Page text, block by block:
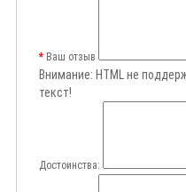
Ваш отзыв
Внимание: HTML не
текст!
Достоинства: